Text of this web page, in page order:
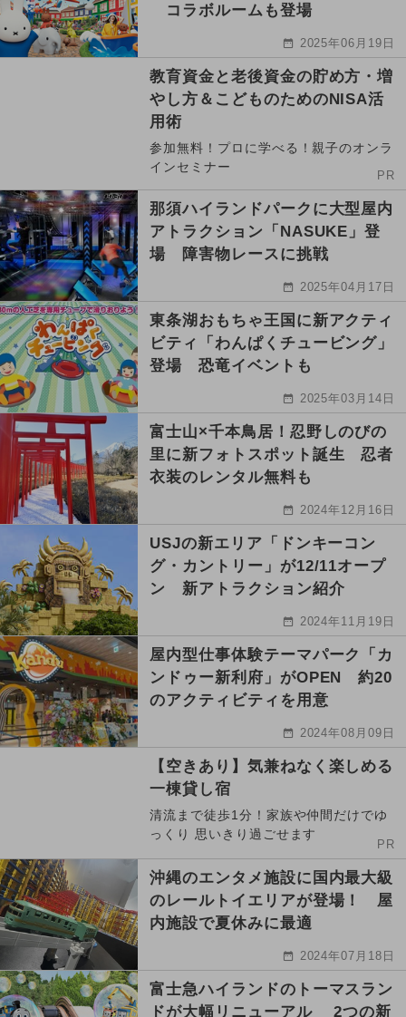
コラボルームも登場
2025年06月19日
教育資金と老後資金の貯め方・増
やし方＆こどものためのNISA活
用術
参加無料！プロに学べる！親子のオンラ
インセミナー
PR
那須ハイランドパークに大型屋内
アトラクション「NASUKE」登
場 障害物レースに挑戦
2025年04月17日
東条湖おもちゃ王国に新アクティ
ビティ「わんぱくチュービング」
登場 恐竜イベントも
2025年03月14日
富士山×千本鳥居！忍野しのびの
里に新フォトスポット誕生 忍者
衣装のレンタル無料も
2024年12月16日
USJの新エリア「ドンキーコン
グ・カントリー」が12/11オープ
ン 新アトラクション紹介
2024年11月19日
屋内型仕事体験テーマパーク「カ
ンドゥー新利府」がOPEN 約20
のアクティビティを用意
2024年08月09日
【空きあり】気兼ねなく楽しめる
一棟貸し宿
清流まで徒歩1分！家族や仲間だけでゆ
っくり 思いきり過ごせます
PR
沖縄のエンタメ施設に国内最大級
のレールトイエリアが登場！ 屋
内施設で夏休みに最適
2024年07月18日
富士急ハイランドのトーマスラン
ドが大幅リニューアル 2つの新